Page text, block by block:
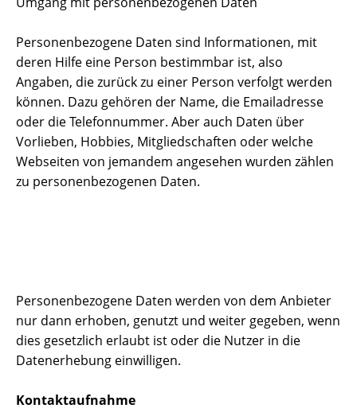
Personenbezogene Daten sind Informationen, mit
deren Hilfe eine Person bestimmbar ist, also
Angaben, die zurück zu einer Person verfolgt werden
können. Dazu gehören der Name, die Emailadresse
oder die Telefonnummer. Aber auch Daten über
Vorlieben, Hobbies, Mitgliedschaften oder welche
Webseiten von jemandem angesehen wurden zählen
zu personenbezogenen Daten.
Personenbezogene Daten werden von dem Anbieter
nur dann erhoben, genutzt und weiter gegeben, wenn
dies gesetzlich erlaubt ist oder die Nutzer in die
Datenerhebung einwilligen.
Kontaktaufnahme